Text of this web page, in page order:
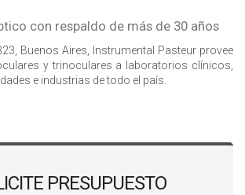
con respaldo de más de 30 años
Buenos Aires, Instrumental Pasteur provee
y trinoculares a laboratorios clínicos,
e industrias de todo el país.
PRESUPUESTO